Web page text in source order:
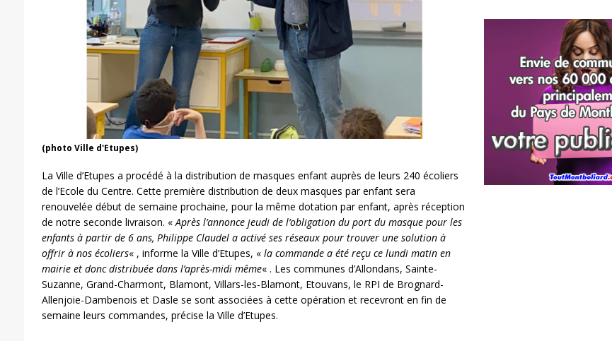
(photo Ville d'Etupes)
La Ville d’Etupes a procédé à la distribution de masques enfant auprès de leurs 240 écoliers
de l’Ecole du Centre. Cette première distribution de deux masques par enfant sera
renouvelée début de semaine prochaine, pour la même dotation par enfant, après réception
de notre seconde livraison. « Après l’annonce jeudi de l’obligation du port du masque pour les
enfants à partir de 6 ans, Philippe Claudel a activé ses réseaux pour trouver une solution à
offrir à nos écoliers« , informe la Ville d’Etupes, « la commande a été reçu ce lundi matin en
mairie et donc distribuée dans l’après-midi même« . Les communes d’Allondans, Sainte-
Suzanne, Grand-Charmont, Blamont, Villars-les-Blamont, Etouvans, le RPI de Brognard-
Allenjoie-Dambenois et Dasle se sont associées à cette opération et recevront en fin de
semaine leurs commandes, précise la Ville d’Etupes.